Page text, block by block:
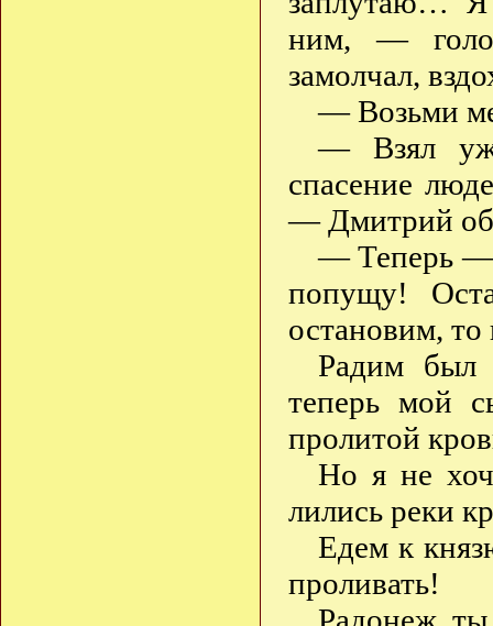
ним, —
замолчал,
— Возьми
— Взял
спасение
— Дмитрий
— Теперь —
попущу!
остановим, то
Радим был
теперь мой
пролитой
Но я не
лились реки
Едем к
проливать!